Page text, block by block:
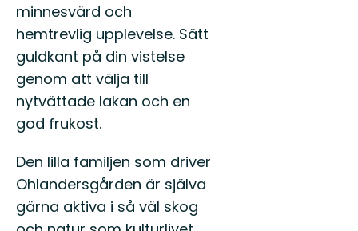
minnesvärd och
hemtrevlig upplevelse. Sätt
guldkant på din vistelse
genom att välja till
nytvättade lakan och en
god frukost.
Den lilla familjen som driver
Ohlandersgården är själva
gärna aktiva i så väl skog